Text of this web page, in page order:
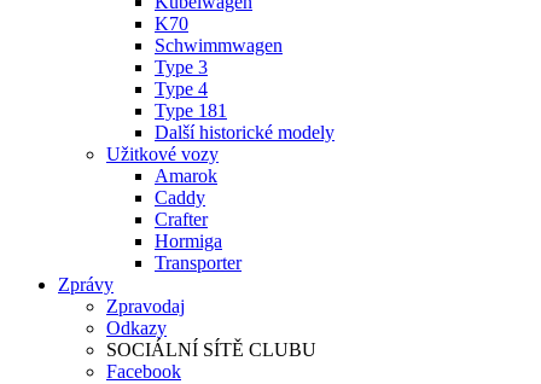
K70
Schwimmwagen
Type 3
Type 4
Type 181
Další historické modely
Užitkové vozy
Amarok
Caddy
Crafter
Hormiga
Transporter
Zprávy
Zpravodaj
Odkazy
SOCIÁLNÍ SÍTĚ CLUBU
Facebook